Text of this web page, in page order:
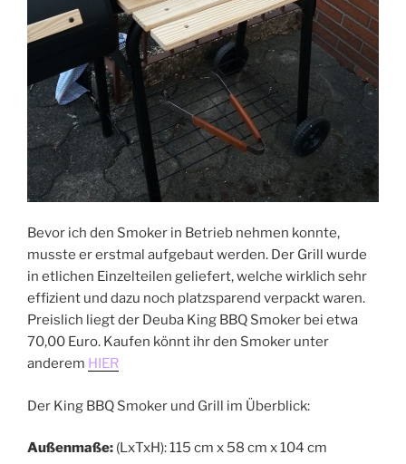
Bevor ich den Smoker in Betrieb nehmen konnte,
musste er erstmal aufgebaut werden. Der Grill wurde
in etlichen Einzelteilen geliefert, welche wirklich sehr
effizient und dazu noch platzsparend verpackt waren.
Preislich liegt der Deuba King BBQ Smoker bei etwa
70,00 Euro. Kaufen könnt ihr den Smoker unter
anderem HIER
Der King BBQ Smoker und Grill im Überblick:
Außenmaße: (LxTxH): 115 cm x 58 cm x 104 cm